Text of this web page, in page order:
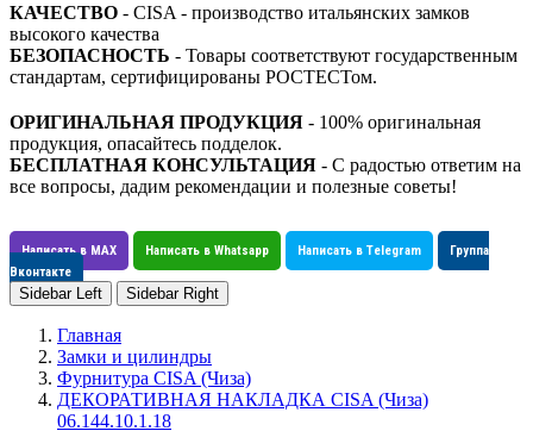
КАЧЕСТВО - CISA - производство итальянских замков
высокого качества
БЕЗОПАСНОСТЬ - Товары соответствуют государственным
стандартам, сертифицированы РОСТЕСТом.
ОРИГИНАЛЬНАЯ ПРОДУКЦИЯ - 100% оригинальная
продукция, опасайтесь подделок.
БЕСПЛАТНАЯ КОНСУЛЬТАЦИЯ - С радостью ответим на
все вопросы, дадим рекомендации и полезные советы!
Написать в MAX Написать в Whatsapp Написать в Telegram
Группа
Вконтакте
Sidebar Left Sidebar Right
Главная
Замки и цилиндры
Фурнитура CISA (Чиза)
ДЕКОРАТИВНАЯ НАКЛАДКА CISA (Чиза)
06.144.10.1.18